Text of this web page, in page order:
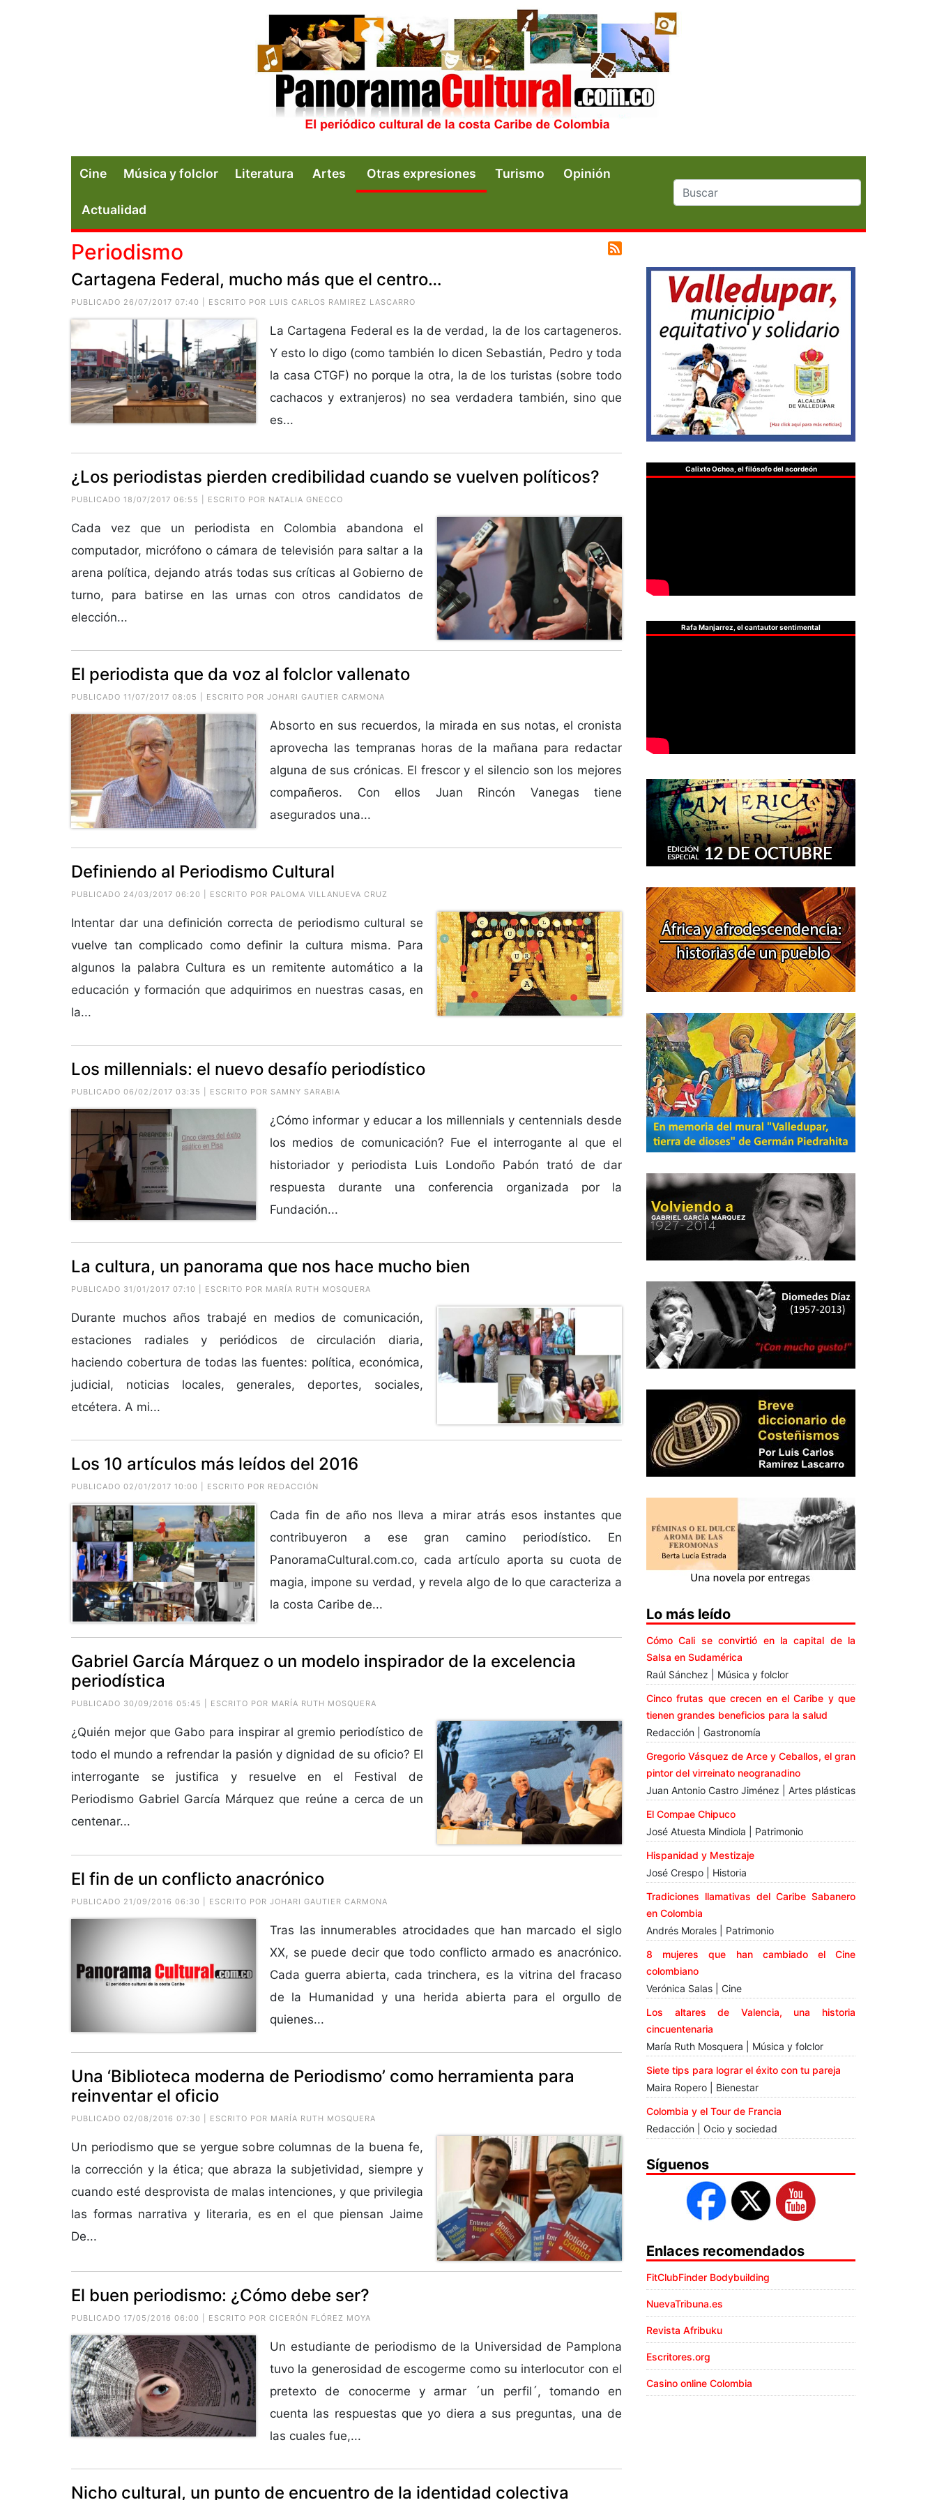
Cine Música y folclor Literatura Artes Otras expresiones Turismo Opinión
Actualidad
Periodismo
Cartagena Federal, mucho más que el centro…
PUBLICADO 26/07/2017 07:40 | ESCRITO POR LUIS CARLOS RAMIREZ LASCARRO
La Cartagena Federal es la de verdad, la de los cartageneros.
Y esto lo digo (como también lo dicen Sebastián, Pedro y toda
la casa CTGF) no porque la otra, la de los turistas (sobre todo
cachacos y extranjeros) no sea verdadera también, sino que
es...
¿Los periodistas pierden credibilidad cuando se vuelven políticos?
PUBLICADO 18/07/2017 06:55 | ESCRITO POR NATALIA GNECCO
Cada vez que un periodista en Colombia abandona el
computador, micrófono o cámara de televisión para saltar a la
arena política, dejando atrás todas sus críticas al Gobierno de
turno, para batirse en las urnas con otros candidatos de
elección...
El periodista que da voz al folclor vallenato
PUBLICADO 11/07/2017 08:05 | ESCRITO POR JOHARI GAUTIER CARMONA
Absorto en sus recuerdos, la mirada en sus notas, el cronista
aprovecha las tempranas horas de la mañana para redactar
alguna de sus crónicas. El frescor y el silencio son los mejores
compañeros. Con ellos Juan Rincón Vanegas tiene
asegurados una...
Definiendo al Periodismo Cultural
PUBLICADO 24/03/2017 06:20 | ESCRITO POR PALOMA VILLANUEVA CRUZ
Intentar dar una definición correcta de periodismo cultural se
vuelve tan complicado como definir la cultura misma. Para
algunos la palabra Cultura es un remitente automático a la
educación y formación que adquirimos en nuestras casas, en
la...
Los millennials: el nuevo desafío periodístico
PUBLICADO 06/02/2017 03:35 | ESCRITO POR SAMNY SARABIA
¿Cómo informar y educar a los millennials y centennials desde
los medios de comunicación? Fue el interrogante al que el
historiador y periodista Luis Londoño Pabón trató de dar
respuesta durante una conferencia organizada por la
Fundación...
La cultura, un panorama que nos hace mucho bien
PUBLICADO 31/01/2017 07:10 | ESCRITO POR MARÍA RUTH MOSQUERA
Durante muchos años trabajé en medios de comunicación,
estaciones radiales y periódicos de circulación diaria,
haciendo cobertura de todas las fuentes: política, económica,
judicial, noticias locales, generales, deportes, sociales,
etcétera. A mi...
Los 10 artículos más leídos del 2016
PUBLICADO 02/01/2017 10:00 | ESCRITO POR REDACCIÓN
Cada fin de año nos lleva a mirar atrás esos instantes que
contribuyeron a ese gran camino periodístico. En
PanoramaCultural.com.co, cada artículo aporta su cuota de
magia, impone su verdad, y revela algo de lo que caracteriza a
la costa Caribe de...
Gabriel García Márquez o un modelo inspirador de la excelencia
periodística
PUBLICADO 30/09/2016 05:45 | ESCRITO POR MARÍA RUTH MOSQUERA
¿Quién mejor que Gabo para inspirar al gremio periodístico de
todo el mundo a refrendar la pasión y dignidad de su oficio? El
interrogante se justifica y resuelve en el Festival de
Periodismo Gabriel García Márquez que reúne a cerca de un
centenar...
El fin de un conflicto anacrónico
PUBLICADO 21/09/2016 06:30 | ESCRITO POR JOHARI GAUTIER CARMONA
Tras las innumerables atrocidades que han marcado el siglo
XX, se puede decir que todo conflicto armado es anacrónico.
Cada guerra abierta, cada trinchera, es la vitrina del fracaso
de la Humanidad y una herida abierta para el orgullo de
quienes...
Una ‘Biblioteca moderna de Periodismo’ como herramienta para
reinventar el oficio
PUBLICADO 02/08/2016 07:30 | ESCRITO POR MARÍA RUTH MOSQUERA
Un periodismo que se yergue sobre columnas de la buena fe,
la corrección y la ética; que abraza la subjetividad, siempre y
cuando esté desprovista de malas intenciones, y que privilegia
las formas narrativa y literaria, es en el que piensan Jaime
De...
El buen periodismo: ¿Cómo debe ser?
PUBLICADO 17/05/2016 06:00 | ESCRITO POR CICERÓN FLÓREZ MOYA
Un estudiante de periodismo de la Universidad de Pamplona
tuvo la generosidad de escogerme como su interlocutor con el
pretexto de conocerme y armar ´un perfil´, tomando en
cuenta las respuestas que yo diera a sus preguntas, una de
las cuales fue,...
Nicho cultural, un punto de encuentro de la identidad colectiva
Calixto Ochoa, el filósofo del acordeón
Rafa Manjarrez, el cantautor sentimental
Lo más leído
Cómo Cali se convirtió en la capital de la
Salsa en Sudamérica
Raúl Sánchez | Música y folclor
Cinco frutas que crecen en el Caribe y que
tienen grandes beneficios para la salud
Redacción | Gastronomía
Gregorio Vásquez de Arce y Ceballos, el gran
pintor del virreinato neogranadino
Juan Antonio Castro Jiménez | Artes plásticas
El Compae Chipuco
José Atuesta Mindiola | Patrimonio
Hispanidad y Mestizaje
José Crespo | Historia
Tradiciones llamativas del Caribe Sabanero
en Colombia
Andrés Morales | Patrimonio
8 mujeres que han cambiado el Cine
colombiano
Verónica Salas | Cine
Los altares de Valencia, una historia
cincuentenaria
María Ruth Mosquera | Música y folclor
Siete tips para lograr el éxito con tu pareja
Maira Ropero | Bienestar
Colombia y el Tour de Francia
Redacción | Ocio y sociedad
Síguenos
Enlaces recomendados
FitClubFinder Bodybuilding
NuevaTribuna.es
Revista Afribuku
Escritores.org
Casino online Colombia